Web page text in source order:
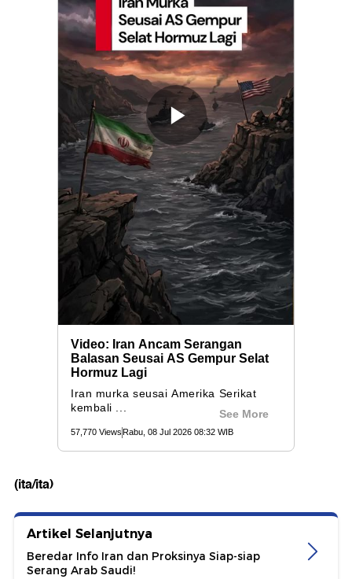
(ita/ita)
Artikel Selanjutnya
Beredar Info Iran dan Proksinya Siap-siap
Serang Arab Saudi!